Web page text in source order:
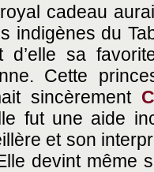
cadeau
indigènes du
d’elle sa
Cette
sincèrement
fut une aide
et son
devint même